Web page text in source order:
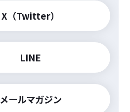
X（Twitter）
LINE
メールマガジン